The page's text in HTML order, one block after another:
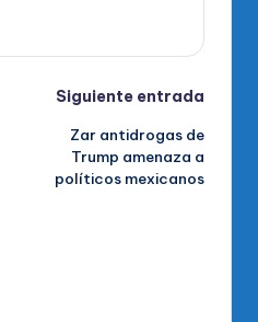
Siguiente entrada
Zar antidrogas de
Trump amenaza a
políticos mexicanos